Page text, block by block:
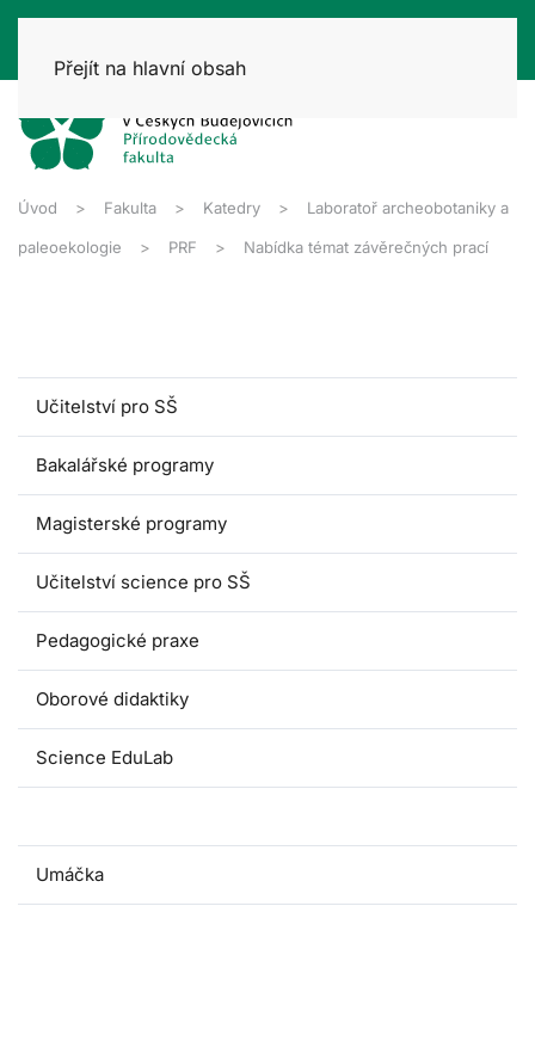
Přejít na hlavní obsah
Úvod Fakulta Katedry Laboratoř archeobotaniky a
paleoekologie PRF Nabídka témat závěrečných prací
Učitelství pro SŠ
Bakalářské programy
Magisterské programy
Učitelství science pro SŠ
Pedagogické praxe
Oborové didaktiky
Science EduLab
Umáčka